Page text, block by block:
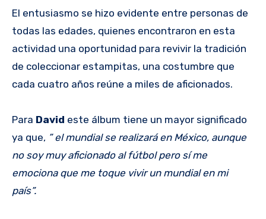
El entusiasmo se hizo evidente entre personas de
todas las edades, quienes encontraron en esta
actividad una oportunidad para revivir la tradición
de coleccionar estampitas, una costumbre que
cada cuatro años reúne a miles de aficionados.
Para David este álbum tiene un mayor significado
ya que, ” el mundial se realizará en México, aunque
no soy muy aficionado al fútbol pero sí me
emociona que me toque vivir un mundial en mi
país”.